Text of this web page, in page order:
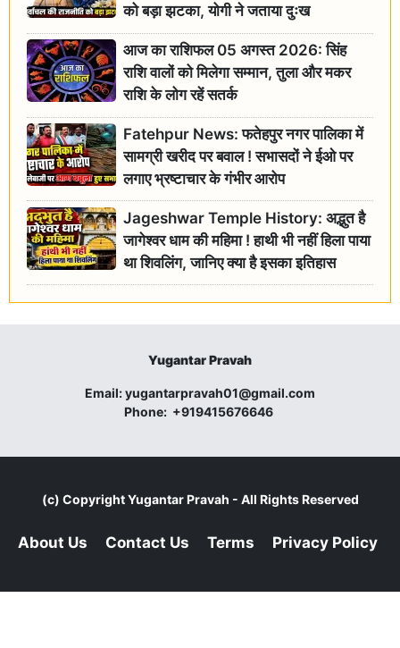
को बड़ा झटका, योगी ने जताया दुःख
आज का राशिफल 05 अगस्त 2026: सिंह
राशि वालों को मिलेगा सम्मान, तुला और मकर
राशि के लोग रहें सतर्क
Fatehpur News: फतेहपुर नगर पालिका में
सामग्री खरीद पर बवाल ! सभासदों ने ईओ पर
लगाए भ्रष्टाचार के गंभीर आरोप
Jageshwar Temple History: अद्भुत है
जागेश्वर धाम की महिमा ! हाथी भी नहीं हिला पाया
था शिवलिंग, जानिए क्या है इसका इतिहास
Yugantar Pravah
Email:yugantarpravah01@gmail.com
Phone: +919415676646
(c) CopyrightYugantar Pravah - All Rights Reserved
About Us Contact Us Terms Privacy Policy